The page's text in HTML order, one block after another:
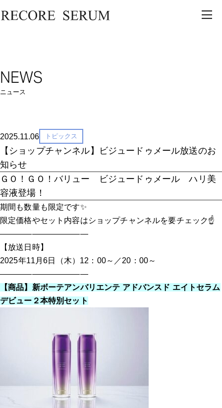
NEWS
ニュース
2025.11.06 トピックス
【ショップチャンネル】ビジュードゥメール放送のお
知らせ
ＧＯ！ＧＯ！バリュー ビジュードゥメール ハリ美
容液登場！
期間も数量も限定です✨
限定価格やセット内容はショップチャンネルを要チェック☝️
———————————
【放送日時】
2025年11月6日（木）12：00～／20：00～
———————————
【商品】 新ボーテアンバリエンテ アドバンスド エイトセラム
デビュー２本特別セット